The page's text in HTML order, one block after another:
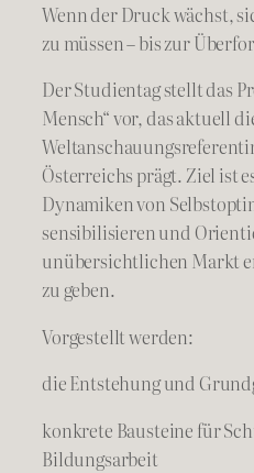
Wenn der Druck wächst,
zu müssen – bis zur
Der Studientag stellt das
Mensch“ vor, das aktuell
Österreichs prägt. Ziel ist
Dynamiken von
sensibilisieren und
unübersichtlichen Markt
zu geben.
Vorgestellt werden:
die Entstehung und
konkrete Bausteine für
Bildungsarbeit